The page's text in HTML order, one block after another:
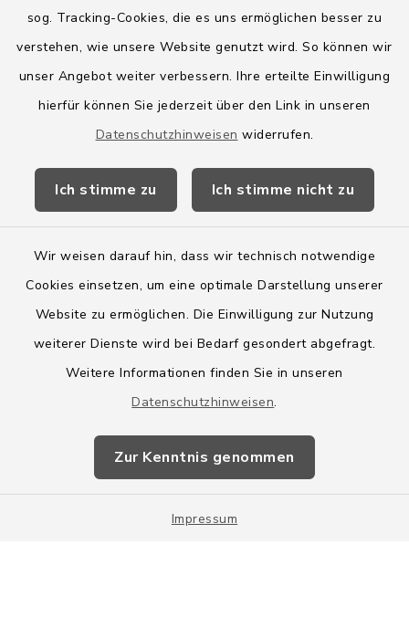
sog. Tracking-Cookies, die es uns ermöglichen besser zu
verstehen, wie unsere Website genutzt wird. So können wir
unser Angebot weiter verbessern. Ihre erteilte Einwilligung
hierfür können Sie jederzeit über den Link in unseren
Datenschutzhinweisen widerrufen.
Ich stimme zu Ich stimme nicht zu
Wir weisen darauf hin, dass wir technisch notwendige
Cookies einsetzen, um eine optimale Darstellung unserer
Website zu ermöglichen. Die Einwilligung zur Nutzung
weiterer Dienste wird bei Bedarf gesondert abgefragt.
Weitere Informationen finden Sie in unseren
Datenschutzhinweisen.
Zur Kenntnis genommen
Impressum
Quicklinks
Amt Boostedt-Rickling
Amtsbroschüre
Wege-Zweckverband
Barrierefreiheit
Impressum
Sitemap